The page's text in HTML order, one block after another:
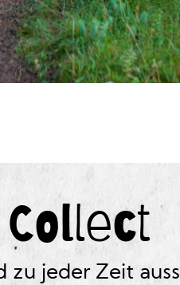
zu jeder Zeit